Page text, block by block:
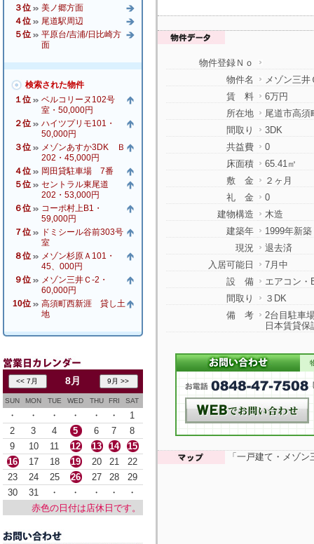
物件登録Ｎｏ
物件名
メゾン三井
賃 料
6万円
所在地
尾道市高須
間取り
3DK
共益費
0
床面積
65.41㎡
敷 金
２ヶ月
礼 金
0
建物構造
木造
建築年
1999年新築
現況
退去済
入居可能日
7月中
設 備
エアコン・
間取り
３DK
備 考
2台目駐車
日本賃貸
「一戸建て・メゾ
３位
美ノ郷方面
４位
尾道駅周辺
５位
平原台/吉浦/日比崎方
面
検索された物件
１位
ベルコリーヌ102号
室・50,000円
２位
ハイツプリモ101・
50,000円
３位
メゾンあすか3DK Ｂ
202・45,000円
４位
岡田貸駐車場 7番
５位
セントラル東尾道
202・53,000円
６位
コーポ村上B1・
59,000円
７位
ドミシール谷前303号
室
８位
メゾン杉原Ａ101・
45、000円
９位
メゾン三井Ｃ-2・
60,000円
10位
高須町西新涯 貸し土
地
8月
SUN MON TUE WED THU FRI SAT
・ ・ ・ ・ ・ ・
1
2
3 4 5 6 7
8
9
10 11 12 13 14
15
16
17 18 19 20 21
22
23
24 25 26 27 28
29
30
31 ・ ・ ・ ・
・
赤色の日付は店休日です。